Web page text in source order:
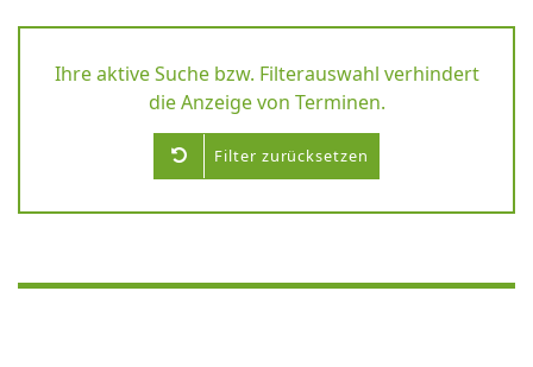
Ihre aktive Suche bzw. Filterauswahl verhindert
die Anzeige von Terminen.
Filter zurücksetzen